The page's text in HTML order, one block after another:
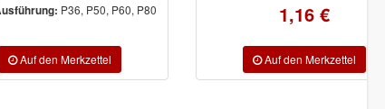
P36, P50, P60, P80